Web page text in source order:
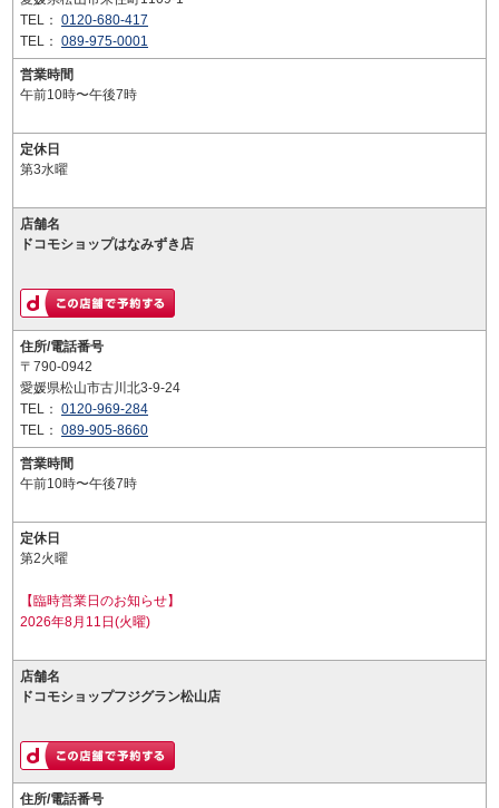
TEL： 0120-680-417
TEL： 089-975-0001
営業時間
午前10時〜午後7時
定休日
第3水曜
店舗名
ドコモショップはなみずき店
住所/電話番号
〒790-0942
愛媛県松山市古川北3-9-24
TEL： 0120-969-284
TEL： 089-905-8660
営業時間
午前10時〜午後7時
定休日
第2火曜
【臨時営業日のお知らせ】
2026年8月11日(火曜)
店舗名
ドコモショップフジグラン松山店
住所/電話番号